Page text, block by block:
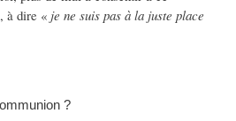
à dire « je ne suis pas à la juste place
?